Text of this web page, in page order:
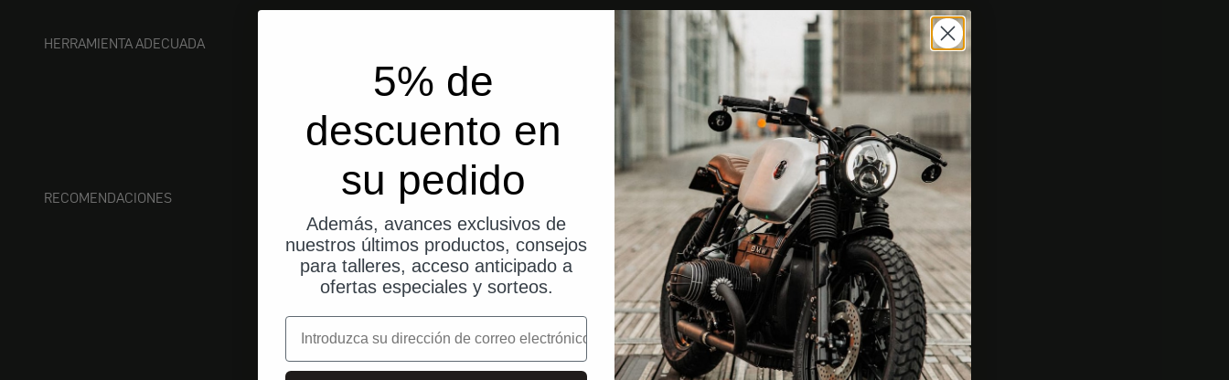
HERRAMIENTA ADECUADA
RECOMENDACIONES
5% de
descuento en
su pedido
Además, avances exclusivos de
nuestros últimos productos, consejos
para talleres, acceso anticipado a
ofertas especiales y sorteos.
correo electrónico